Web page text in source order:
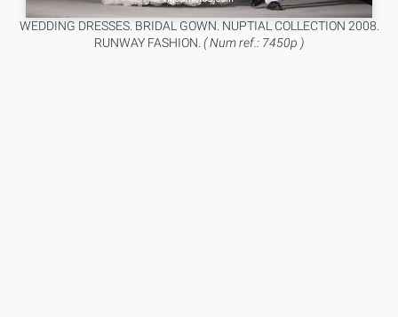
WEDDING DRESSES. BRIDAL GOWN. NUPTIAL COLLECTION 2008.
RUNWAY FASHION. ( Num ref.: 7450p )